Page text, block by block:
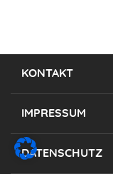
KONTAKT
IMPRESSUM
DATENSCHUTZ